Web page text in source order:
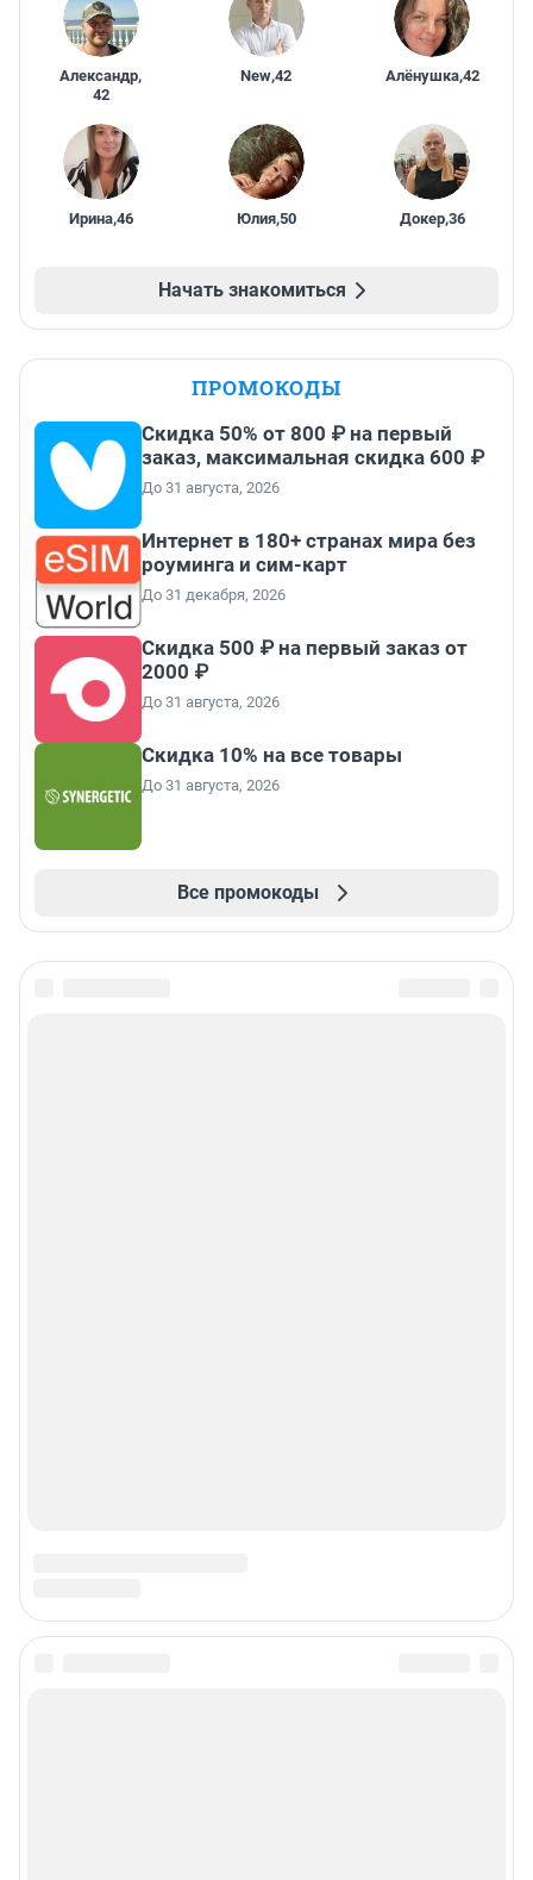
Александр,
42
New,42 Алёнушка,42
Ирина,46 Юлия,50 Докер,36
Начать знакомиться
ПРОМОКОДЫ
Скидка 50% от 800 ₽ на первый
заказ, максимальная скидка 600 ₽
До 31 августа, 2026
Интернет в 180+ странах мира без
роуминга и сим-карт
До 31 декабря, 2026
Скидка 500 ₽ на первый заказ от
2000 ₽
До 31 августа, 2026
Скидка 10% на все товары
До 31 августа, 2026
Все промокоды